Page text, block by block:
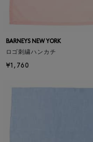
BARNEYS NEW YORK
ロゴ刺繍ハンカチ
¥1,760